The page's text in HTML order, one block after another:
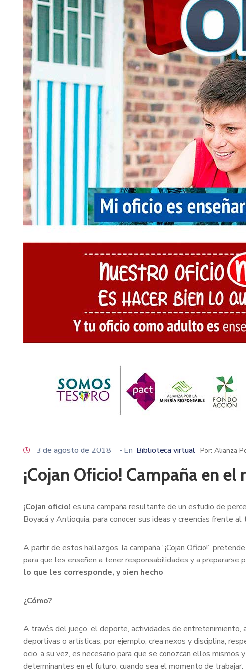
3 de agosto de 2018 - En Biblioteca virtual Por: Alianza
¡Cojan Oficio! Campaña en
¡Cojan oficio! es una campaña resultante de un estudio de
Boyacá y Antioquia, para conocer sus ideas y creencias frente al
A partir de estos hallazgos, la campaña “¡Cojan Oficio!”
para que les enseñen a tener responsabilidades y a prepararse
lo que les corresponde, y bien hecho.
¿Cómo?
A través del juego, el deporte, actividades de entretenimiento,
deportivas o artísticas, por ejemplo, crea nexos y disciplina,
ocio, a su vez, es necesario para que se conozcan ellos
determinantes en el futuro, cuando sea el momento de trabajar.